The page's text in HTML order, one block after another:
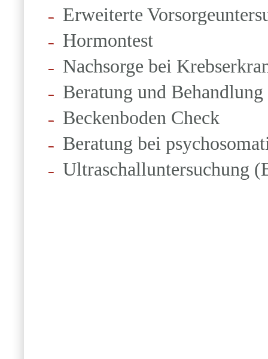
Erweiterte
Hormontest
Nachsorge bei
Beratung und
Beckenboden Check
Beratung bei
Ultraschalluntersuchung